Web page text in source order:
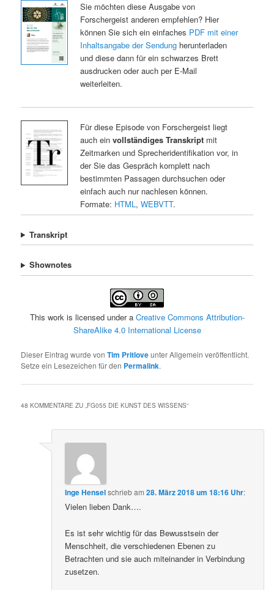
Sie möchten diese Ausgabe von
Forschergeist anderen empfehlen? Hier
können Sie sich ein einfaches PDF mit einer
Inhaltsangabe der Sendungherunterladen
und diese dann für ein schwarzes Brett
ausdrucken oder auch per E-Mail
weiterleiten.
Für diese Episode von Forschergeist liegt
auch ein vollständiges Transkriptmit
Zeitmarken und Sprecheridentifikation vor, in
der Sie das Gespräch komplett nach
bestimmten Passagen durchsuchen oder
einfach auch nur nachlesen können.
Formate: HTML, WEBVTT.
Transkript
Shownotes
This work is licensed under a Creative Commons Attribution-
ShareAlike 4.0 International License
Dieser Eintrag wurde vonTim Pritloveunter Allgemein veröffentlicht.
Setze ein Lesezeichen für den Permalink.
48 KOMMENTARE ZU „FG055 DIE KUNST DES WISSENS“
Inge Henselschriebam28. März 2018 um 18:16 Uhr:
Vielen lieben Dank….
Es ist sehr wichtig für das Bewusstsein der
Menschheit, die verschiedenen Ebenen zu
Betrachten und sie auch miteinander in Verbindung
zusetzen.